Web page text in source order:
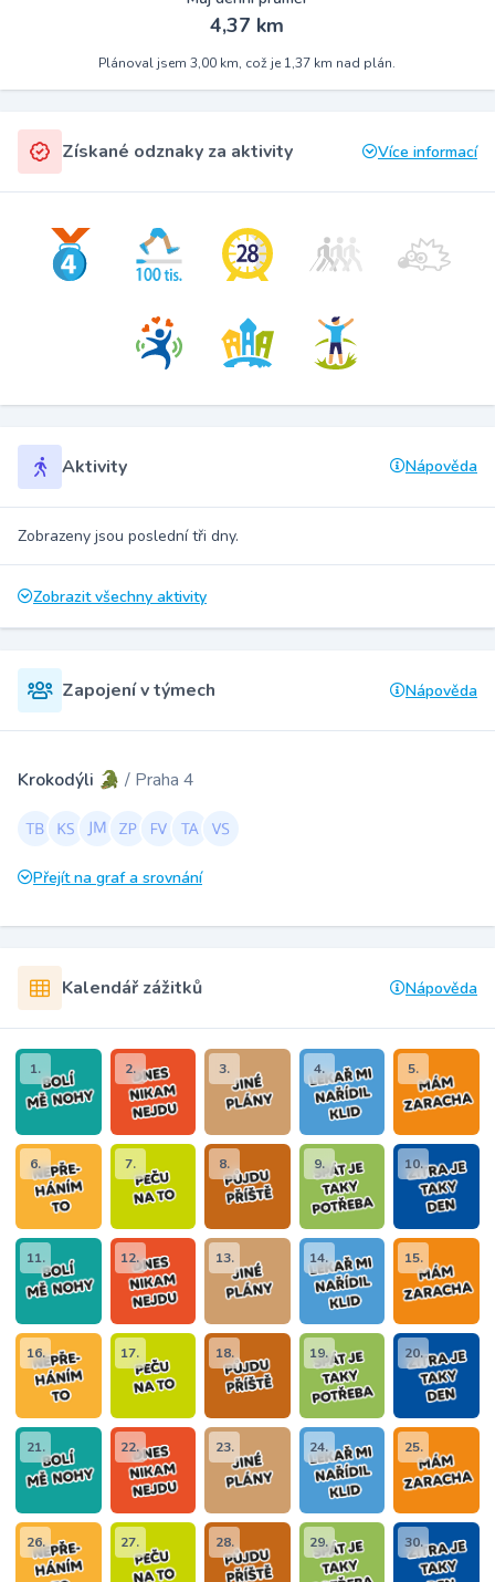
4,37 km
Plánoval jsem 3,00 km, což je 1,37 km nad plán.
Získané odznaky za aktivity Více informací
Aktivity Nápověda
Zobrazeny jsou poslední tři dny.
Zobrazit všechny aktivity
Zapojení v týmech Nápověda
Krokodýli 🐊 / Praha 4
Přejít na graf a srovnání
Kalendář zážitků Nápověda
1. 2. 3. 4. 5.
6. 7. 8. 9. 10.
11. 12. 13. 14. 15.
16. 17. 18. 19. 20.
21. 22. 23. 24. 25.
26. 27. 28. 29. 30.